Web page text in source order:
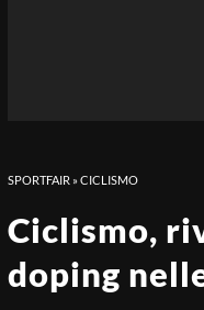
SPORTFAIR »CICLISMO
Ciclismo,
doping